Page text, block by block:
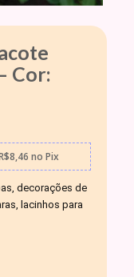
Cor:
8,46 no Pix
decorações de
lacinhos para